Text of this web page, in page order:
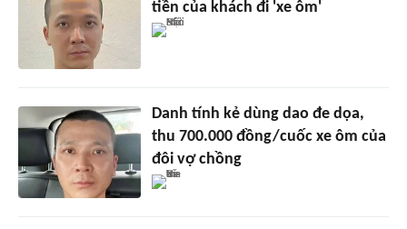
tiền của khách đi 'xe ôm'
Danh tính kẻ dùng dao đe dọa,
thu 700.000 đồng/cuốc xe ôm của
đôi vợ chồng